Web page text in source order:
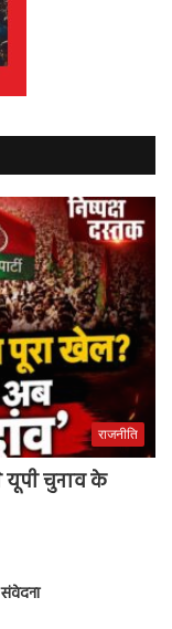
राजनीति
चुनाव के
संवेदना